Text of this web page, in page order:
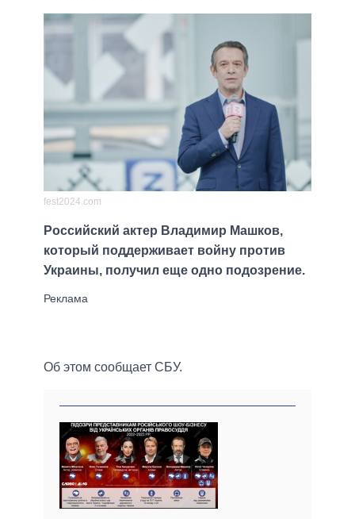
fest2024.com
Российский актер Владимир Машков,
который поддерживает войну против
Украины, получил еще одно подозрение.
Об этом сообщает СБУ.